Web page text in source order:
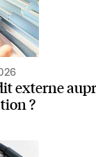
externe
?